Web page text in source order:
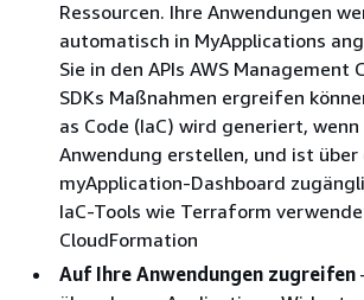
Ressourcen. Ihre Anwendungen
automatisch in MyApplications
Sie in den APIs AWS Management
SDKs Maßnahmen ergreifen
as Code (IaC) wird generiert, wenn
Anwendung erstellen, und ist über
myApplication-Dashboard
IaC-Tools wie Terraform
CloudFormation
Auf Ihre Anwendungen zugreifen